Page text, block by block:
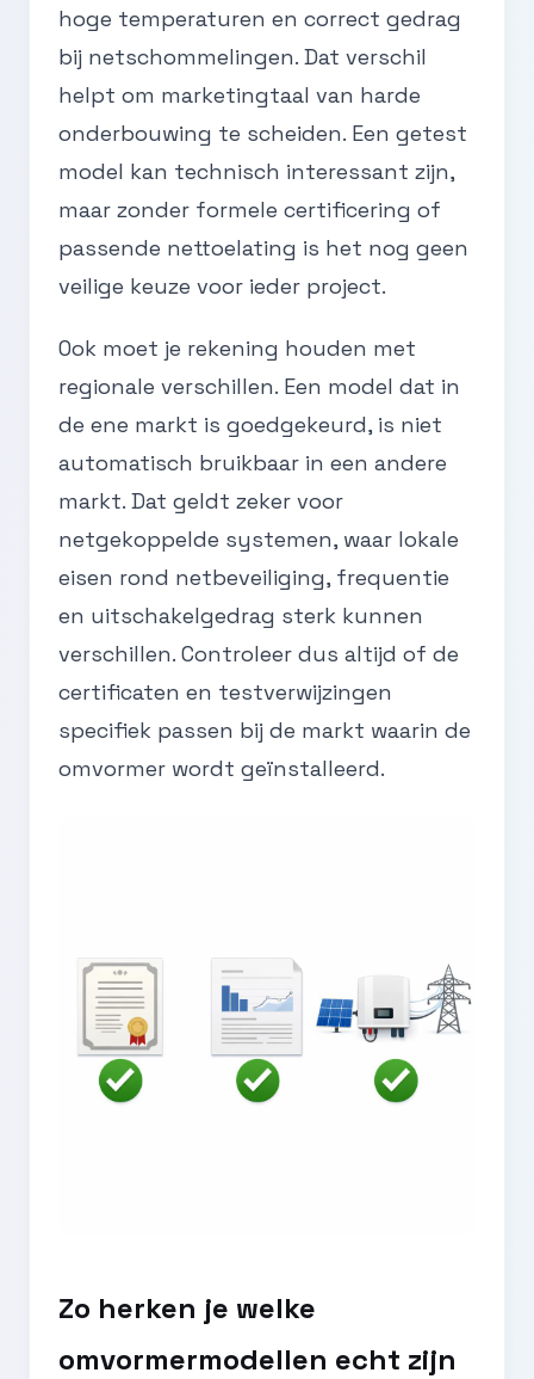
hoge temperaturen en correct gedrag
bij netschommelingen. Dat verschil
helpt om marketingtaal van harde
onderbouwing te scheiden. Een getest
model kan technisch interessant zijn,
maar zonder formele certificering of
passende nettoelating is het nog geen
veilige keuze voor ieder project.
Ook moet je rekening houden met
regionale verschillen. Een model dat in
de ene markt is goedgekeurd, is niet
automatisch bruikbaar in een andere
markt. Dat geldt zeker voor
netgekoppelde systemen, waar lokale
eisen rond netbeveiliging, frequentie
en uitschakelgedrag sterk kunnen
verschillen. Controleer dus altijd of de
certificaten en testverwijzingen
specifiek passen bij de markt waarin de
omvormer wordt geïnstalleerd.
Zo herken je welke
omvormermodellen echt zijn